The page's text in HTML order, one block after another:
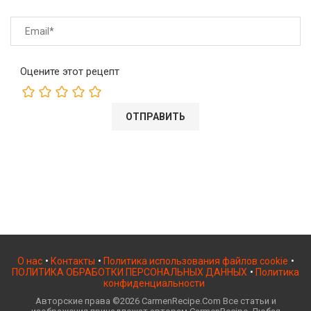
Оцените этот рецепт
О нас • Контакты • Политика использования файлов cookie •
ПОЛИТИКА ОБРАБОТКИ ПЕРСОНАЛЬНЫХ ДАННЫХ • Политика
конфиденциальности
Авторские права ©2026 CarmenRecipe.Com Все статьи и